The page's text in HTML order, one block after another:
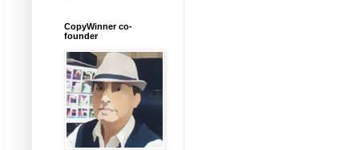
CopyWinner co-
founder